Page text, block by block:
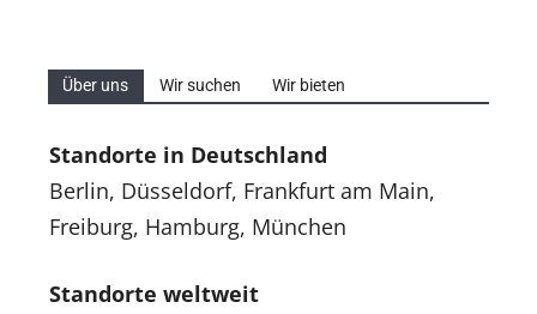
Über uns Wir suchen Wir bieten
Standorte in Deutschland
Berlin, Düsseldorf, Frankfurt am Main,
Freiburg, Hamburg, München
Standorte weltweit